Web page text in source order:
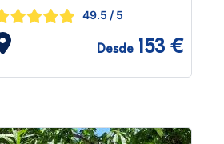
49.5 / 5
Desde 153 €